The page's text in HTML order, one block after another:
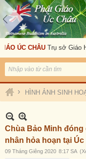
ÚC CHÂU Trụ sở Giáo
› HÌNH ẢNH SINH
Chùa Bảo Minh
nhân hỏa hoạn tại Úc
09 Tháng Giêng 2020 8:17 SA